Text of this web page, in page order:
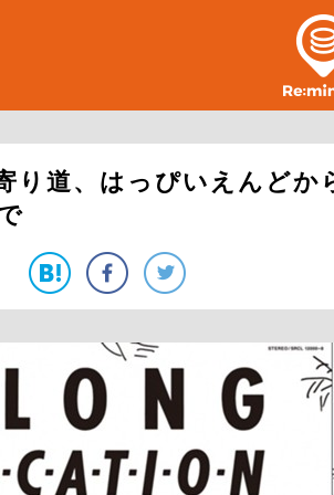
り道、はっぴいえんどか